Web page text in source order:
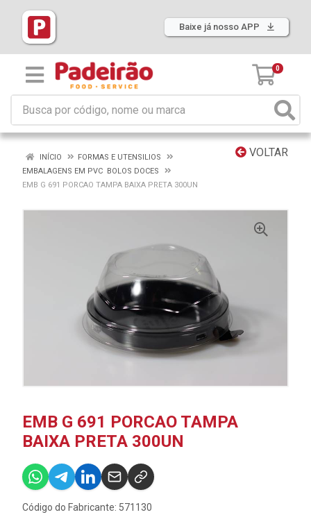
Baixe já nosso APP
0
VOLTAR
INÍCIO
FORMAS E UTENSILIOS
EMBALAGENS EM PVC BOLOS DOCES
EMB G 691 PORCAO TAMPA BAIXA PRETA 300UN
EMB G 691 PORCAO TAMPA
BAIXA PRETA 300UN
Código do Fabricante: 571130